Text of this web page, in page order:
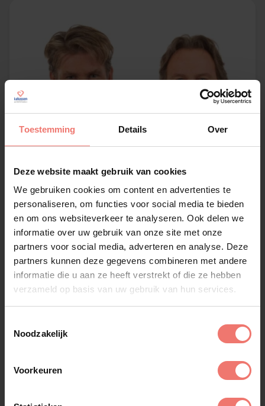
Toestemming Details Over
Deze website maakt gebruik van cookies
We gebruiken cookies om content en advertenties te
personaliseren, om functies voor social media te bieden
en om ons websiteverkeer te analyseren. Ook delen we
informatie over uw gebruik van onze site met onze
partners voor social media, adverteren en analyse. Deze
partners kunnen deze gegevens combineren met andere
informatie die u aan ze heeft verstrekt of die ze hebben
verzameld op basis van uw gebruik van hun services.
Noodzakelijk
Voorkeuren
Helemaal Hollands
€ 1795,-
Lees meer